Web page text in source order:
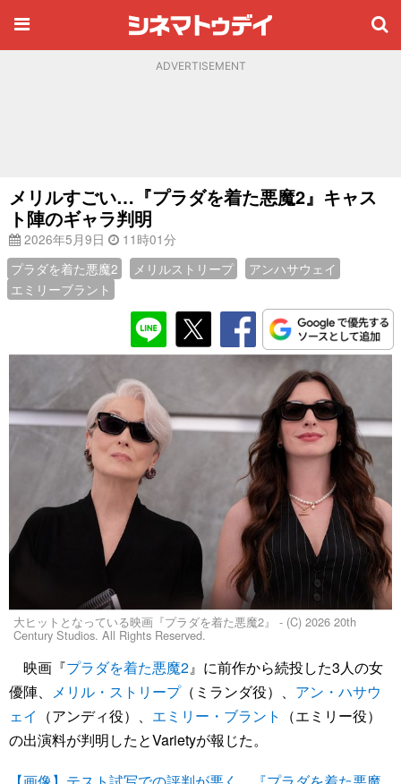
ADVERTISEMENT
メリルすごい…『プラダを着た悪魔2』キャス
ト陣のギャラ判明
2026年5月9日
11時01分
プラダを着た悪魔2
メリルストリープ
アンハサウェイ
エミリーブラント
大ヒットとなっている映画『プラダを着た悪魔2』 - (C) 2026 20th
Century Studios. All Rights Reserved.
映画『プラダを着た悪魔2』に前作から続投した3人の女
優陣、
メリル・ストリープ（ミランダ役）、 アン・ハサウ
ェイ （アンディ役）、 エミリー・ブラント
（エミリー役）
の出演料が判明したとVarietyが報じた。